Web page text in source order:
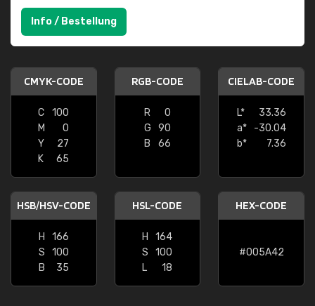
Info / Bestellung
CMYK-CODE
C
100
M
0
Y
27
K
65
RGB-CODE
R
0
G
90
B
66
CIELAB-CODE
L*
33.36
a*
-30.04
b*
7.36
HSB/HSV-CODE
H
166
S
100
B
35
HSL-CODE
H
164
S
100
L
18
HEX-CODE
#005A42